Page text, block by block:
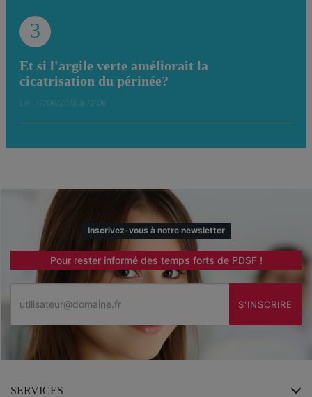
3
Et si l'argile verte améliorait la
cicatrisation du périnée?
Le : 17/06/2018 à 12:06
Inscrivez-vous à notre newsletter
Pour rester informé des temps forts de PDSF !
S'INSCRIRE
SERVICES